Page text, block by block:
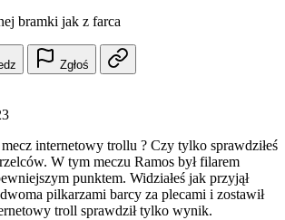
bramki jak z farca
Zgłoś
mecz internetowy trollu ? Czy tylko sprawdziłeś
W tym meczu Ramos był filarem
punktem. Widziałeś jak przyjął
pilkarzami barcy za plecami i zostawił
troll sprawdził tylko wynik.